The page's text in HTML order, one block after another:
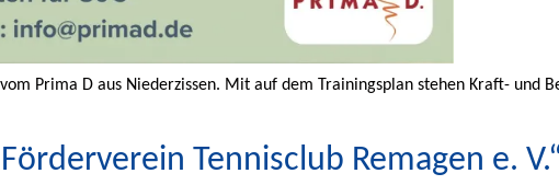
Prima D aus Niederzissen. Mit auf dem Trainingsplan stehen Kraft- und
Tennisclub Remagen e.